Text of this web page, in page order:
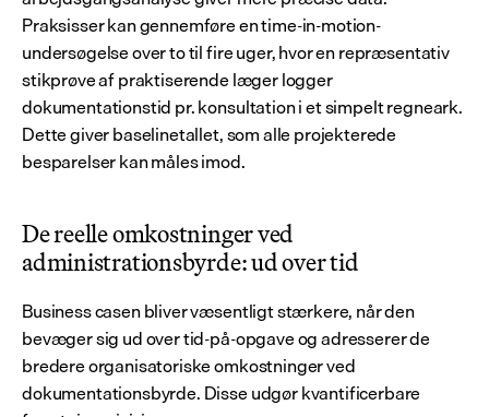
Praksisser kan gennemføre en time-in-motion-
undersøgelse over to til fire uger, hvor en repræsentativ
stikprøve af praktiserende læger logger
dokumentationstid pr. konsultation i et simpelt regneark.
Dette giver baselinetallet, som alle projekterede
besparelser kan måles imod.
De reelle omkostninger ved
administrationsbyrde: ud over tid
Business casen bliver væsentligt stærkere, når den
bevæger sig ud over tid-på-opgave og adresserer de
bredere organisatoriske omkostninger ved
dokumentationsbyrde. Disse udgør kvantificerbare